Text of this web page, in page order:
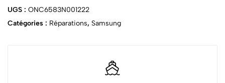
UGS : ONC6583N001222
Catégories : Réparations, Samsung